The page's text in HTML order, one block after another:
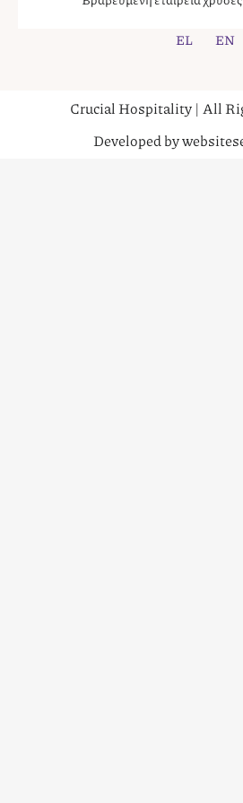
EL EN
Crucial Hospitality | All
Developed by